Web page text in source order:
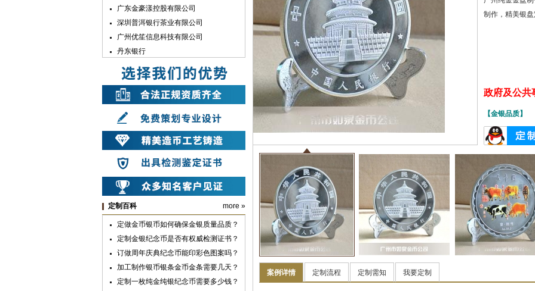
制作，精美银
政府及公共
【金银品
案例详情 定制流程 定制需知 我要定制
深圳普洱银行茶业有限公司
广州优笙信息科技有限公司
丹东银行
佛山市业精机械制造有限公司
兰州方大炭素新材料科技股份有限公司
上海暨轩生物医学科技有限公司
深圳宇宏集团
中国银行湛江分行
中共汉滨区委
山东兆通科技有限公司
中共安康市委
中共汉滨区委组织部
深圳市彬讯科技有限公司（土巴兔）
上海雪榕生物科技股份有限公司
广亚铝业集团
广州市第七中学
广州华夏职业学院
定制百科 more »
定做金币银币如何确保金银质量品质？
定制金银纪念币是否有权威检测证书？
订做周年庆典纪念币能印彩色图案吗？
加工制作银币银条金币金条需要几天？
定制一枚纯金纯银纪念币需要多少钱？